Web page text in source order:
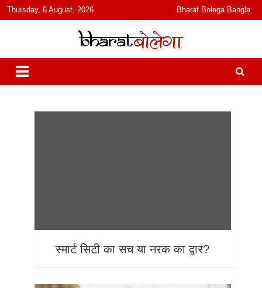
content
Thursday, 6 August, 2026 Bharat Bolega Bangla
भारत बोलेगा
हिंदी में समाचार, विचार, ऑडियो, वीडियो और फ़ीचर. भारत बोलेगा हिंदी न्यूज़ वेबसाइट
India: News, Views, Info, Trends & Podcast I जानकारी भी समझदारी भी
और पॉडकास्ट
स्मार्ट सिटी का सच या नरक का द्वार?